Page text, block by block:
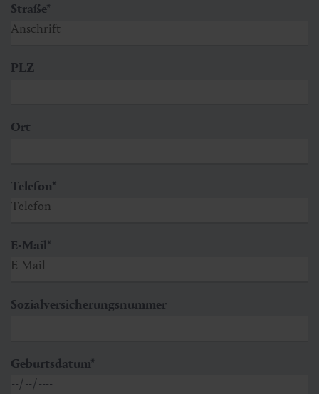
Straße*
PLZ
Ort
Telefon*
E-Mail*
Sozialversicherungsnummer
Geburtsdatum*